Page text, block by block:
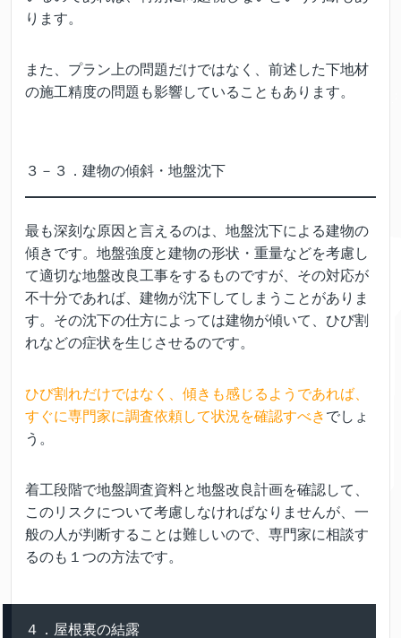
ります。
また、プラン上の問題だけではなく、前述した下地材
の施工精度の問題も影響していることもあります。
３－３．建物の傾斜・地盤沈下
最も深刻な原因と言えるのは、地盤沈下による建物の
傾きです。地盤強度と建物の形状・重量などを考慮し
て適切な地盤改良工事をするものですが、その対応が
不十分であれば、建物が沈下してしまうことがありま
す。その沈下の仕方によっては建物が傾いて、ひび割
れなどの症状を生じさせるのです。
ひび割れだけではなく、傾きも感じるようであれば、
すぐに専門家に調査依頼して状況を確認すべき でしょ
う。
着工段階で地盤調査資料と地盤改良計画を確認して、
このリスクについて考慮しなければなりませんが、一
般の人が判断することは難しいので、専門家に相談す
るのも１つの方法です。
４．屋根裏の結露